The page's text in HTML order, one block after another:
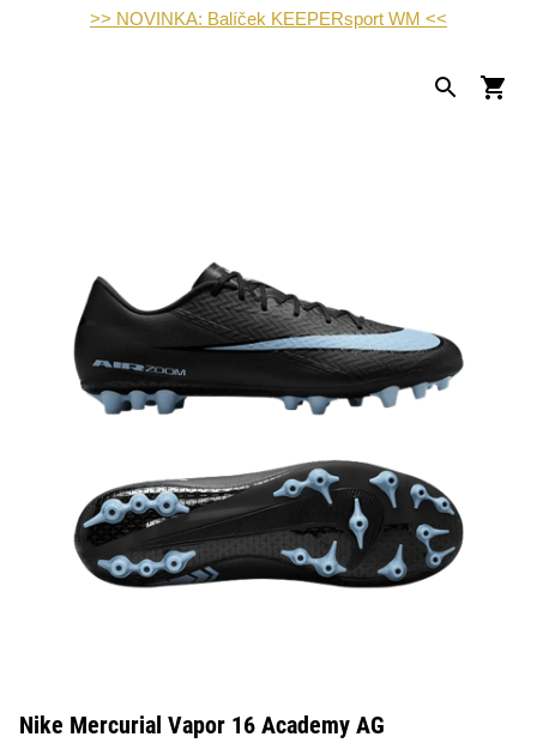
>> NOVINKA: Balíček KEEPERsport WM <<
Nike Mercurial Vapor 16 Academy AG